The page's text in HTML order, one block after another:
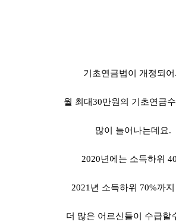
기초연금법이 개정되어
월 최대30만원의 기초연금
많이 늘어나는데요.
2020년에는 소득하위
2021년 소득하위 70%까지
더 많은 어르신들이 수급할